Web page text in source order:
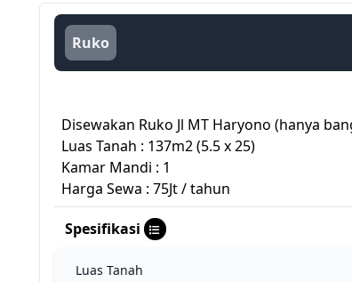
Ruko
Disewakan Ruko Jl MT Haryono (hanya
Luas Tanah : 137m2 (5.5 x 25)
Kamar Mandi : 1
Harga Sewa : 75Jt / tahun
Spesifikasi
Luas Tanah